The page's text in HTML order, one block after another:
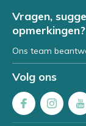
Vragen,
opmerkingen?
Ons team
Volg ons